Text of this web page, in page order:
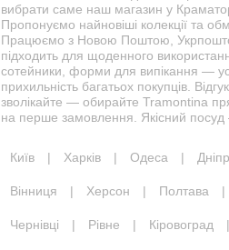
вибрати саме наш магазин у
Пропонуємо найновіші колекції та
Працюємо з Новою Поштою,
підходить для щоденного
сотейники, форми для випікання —
прихильність багатьох покупців.
зволікайте — обирайте Tramontina
на перше замовлення. Якісний посуд
Київ | Харків | Одеса |
Вінниця | Херсон | Полтава |
Чернівці | Рівне | Кіровоград |